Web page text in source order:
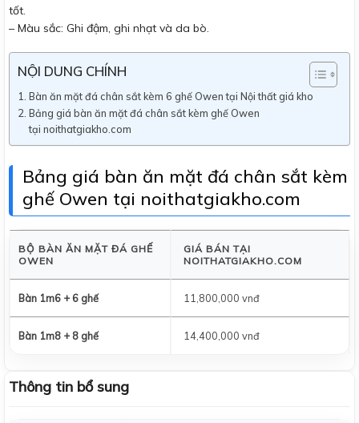
tốt.
– Màu sắc: Ghi đậm, ghi nhạt và da bò.
NỘI DUNG CHÍNH
Bàn ăn mặt đá chân sắt kèm 6 ghế Owen tại Nội thất giá kho
Bảng giá bàn ăn mặt đá chân sắt kèm ghế Owen
tại noithatgiakho.com
Bảng giá bàn ăn mặt đá chân sắt kèm
ghế Owen tại noithatgiakho.com
BỘ BÀN ĂN MẶT ĐÁ GHẾ
OWEN
GIÁ BÁN TẠI
NOITHATGIAKHO.COM
Bàn 1m6 + 6 ghế 11,800,000 vnđ
Bàn 1m8 + 8 ghế 14,400,000 vnđ
Thông tin bổ sung